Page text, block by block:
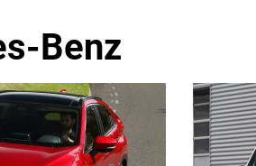
Benz